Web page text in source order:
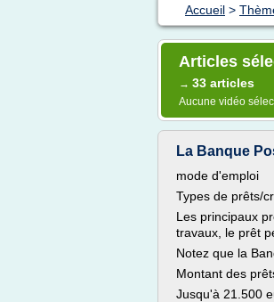
Accueil >
Articles
→ 33 articles
Aucune vidéo
La Banque
mode d'emploi
Types de prêts/
Les principaux
travaux, le prêt
Notez que la
Montant des
Jusqu'à 21.500